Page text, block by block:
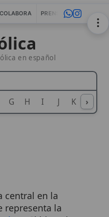
PRENSA WEBMASTERS
en español
H I J K L M
›
. Si bien el
solo en